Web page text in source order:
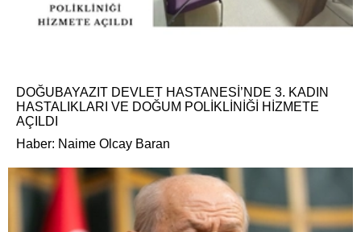
DOĞUBAYAZIT DEVLET HASTANESİ’NDE 3. KADIN
HASTALIKLARI VE DOĞUM POLİKLİNİĞİ HİZMETE
AÇILDI
Haber: Naime Olcay Baran